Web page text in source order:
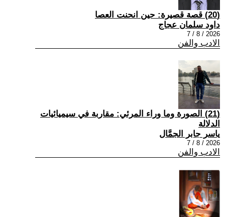
(20) قصة قصيرة: حين انحنت العصا
داود سلمان عجاج
2026 / 8 / 7
الادب والفن
(21) الصورة وما وراء المرئي: مقاربة في سيميائيات
الدلالة
ياسر جابر الجمَّال
2026 / 8 / 7
الادب والفن